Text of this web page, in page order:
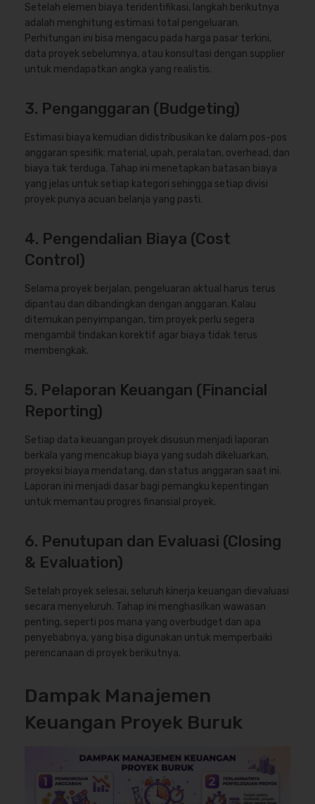
Setelah elemen biaya teridentifikasi, langkah berikutnya
adalah menghitung estimasi total pengeluaran.
Perhitungan ini bisa mengacu pada harga pasar terkini,
data proyek sebelumnya, atau konsultasi dengan supplier
untuk mendapatkan angka yang realistis.
3. Penganggaran (Budgeting)
Estimasi biaya kemudian didistribusikan ke dalam pos-pos
anggaran spesifik: material, upah, peralatan, overhead, dan
biaya tak terduga. Tahap ini menetapkan batasan biaya
yang jelas untuk setiap kategori sehingga setiap divisi
proyek punya acuan belanja yang pasti.
4. Pengendalian Biaya (Cost
Control)
Selama proyek berjalan, pengeluaran aktual harus terus
dipantau dan dibandingkan dengan anggaran. Kalau
ditemukan penyimpangan, tim proyek perlu segera
mengambil tindakan korektif agar biaya tidak terus
membengkak.
5. Pelaporan Keuangan (Financial
Reporting)
Setiap data keuangan proyek disusun menjadi laporan
berkala yang mencakup biaya yang sudah dikeluarkan,
proyeksi biaya mendatang, dan status anggaran saat ini.
Laporan ini menjadi dasar bagi pemangku kepentingan
untuk memantau progres finansial proyek.
6. Penutupan dan Evaluasi (Closing
& Evaluation)
Setelah proyek selesai, seluruh kinerja keuangan dievaluasi
secara menyeluruh. Tahap ini menghasilkan wawasan
penting, seperti pos mana yang overbudget dan apa
penyebabnya, yang bisa digunakan untuk memperbaiki
perencanaan di proyek berikutnya.
Dampak Manajemen
Keuangan Proyek Buruk